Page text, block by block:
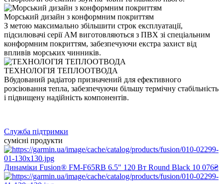
Морський дизайн з конформним покриттям
З метою максимально збільшити строк експлуатації,
підсилювачі серії AM виготовляються з ПВХ зі спеціальним
конформним покриттям, забезпечуючи екстра захист від
впливів морських чинників.
ТЕХНОЛОГІЯ ТЕПЛООТВОДА
Вбудований радіатор призначений для ефективного
розсіювання тепла, забезпечуючи більшу термічну стабільність
і підвищену надійність компонентів.
Служба підтримки
сумісні продукти
Динаміки Fusion® FM-F65RB 6.5" 120 Вт Round Black 10 076₴